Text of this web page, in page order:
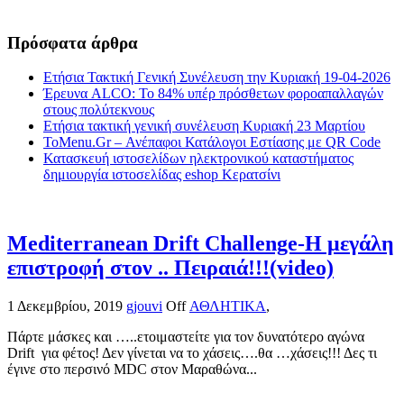
Πρόσφατα άρθρα
Ετήσια Τακτική Γενική Συνέλευση την Κυριακή 19-04-2026
Έρευνα ALCO: Το 84% υπέρ πρόσθετων φοροαπαλλαγών
στους πολύτεκνους
Ετήσια τακτική γενική συνέλευση Κυριακή 23 Μαρτίου
ToMenu.Gr – Ανέπαφοι Κατάλογοι Εστίασης με QR Code
Κατασκευή ιστοσελίδων ηλεκτρονικού καταστήματος
δημιουργία ιστοσελίδας eshop Κερατσίνι
Mediterranean Drift Challenge-Η μεγάλη
επιστροφή στον .. Πειραιά!!!(video)
1 Δεκεμβρίου, 2019 gjouvi Off ΑΘΛΗΤΙΚΑ,
Πάρτε μάσκες και …..ετοιμαστείτε για τον δυνατότερο αγώνα
Drift για φέτος! Δεν γίνεται να το χάσεις….θα …χάσεις!!! Δες τι
έγινε στο περσινό MDC στον Μαραθώνα...